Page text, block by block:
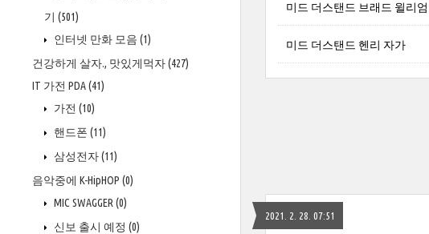
기 (501)
인터넷 만화 모음 (1)
건강하게 살자., 맛있게먹자(427)
IT 가전 PDA(41)
가전 (10)
핸드폰 (11)
삼성전자(11)
음악중에 K-HipHOP (0)
MIC SWAGGER (0)
신보 출시 예정 (0)
미드 더스탠드 브래드 윌리엄
미드 더스탠드 헨리 자가
2021. 2. 28. 07:51